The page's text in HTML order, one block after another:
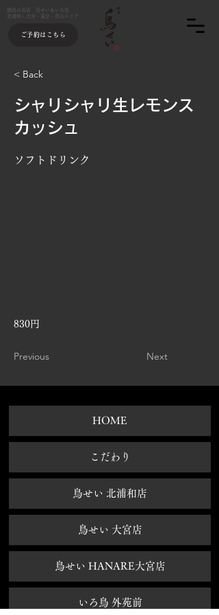
焼鳥の名店 鳥せい＆いろ鳥
北浦和・大宮・東京・青山エリア
ご予約はこちら
< Back
シャリシャリ生レモンス
カッシュ
ソフトドリンク
830円
Previous Next
HOME
​こだわり
鳥せい 北浦和店
鳥せい 大宮店
鳥せい HANARE大宮店
いろ鳥 外苑前